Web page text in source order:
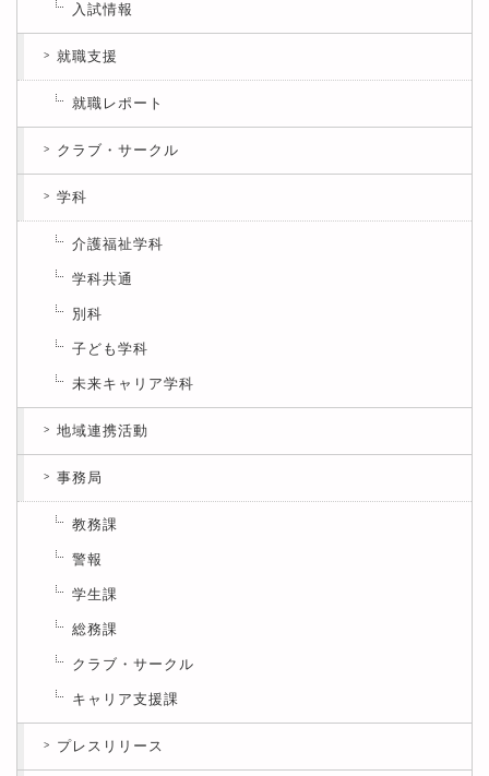
入試情報
就職支援
就職レポート
クラブ・サークル
学科
介護福祉学科
学科共通
別科
子ども学科
未来キャリア学科
地域連携活動
事務局
教務課
警報
学生課
総務課
クラブ・サークル
キャリア支援課
プレスリリース